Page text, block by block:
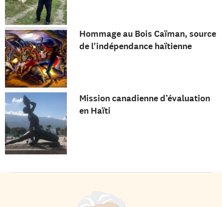
Hommage au Bois Caïman, source
de l'indépendance haïtienne
Mission canadienne d’évaluation
en Haïti